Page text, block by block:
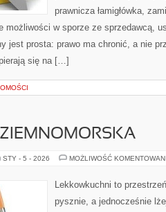
prawnicza łamigłówka,
możliwości w sporze ze sprzedawcą,
jest prosta: prawo ma chronić, a nie
się na […]
STY - 5 - 2026 MOŻLIWOŚĆ
Lekkowkuchni to
pysznie, a jednocześnie